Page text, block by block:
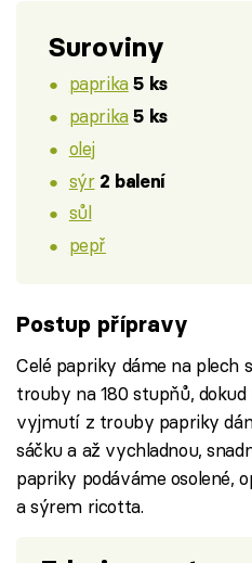
Suroviny
paprika 5 ks
paprika 5 ks
olej
sýr 2 balení
sůl
pepř
Postup přípravy
Celé papriky dáme na plech
trouby na 180 stupňů, dokud
vyjmutí z trouby papriky
sáčku a až vychladnou,
papriky podáváme osolené,
a sýrem ricotta.